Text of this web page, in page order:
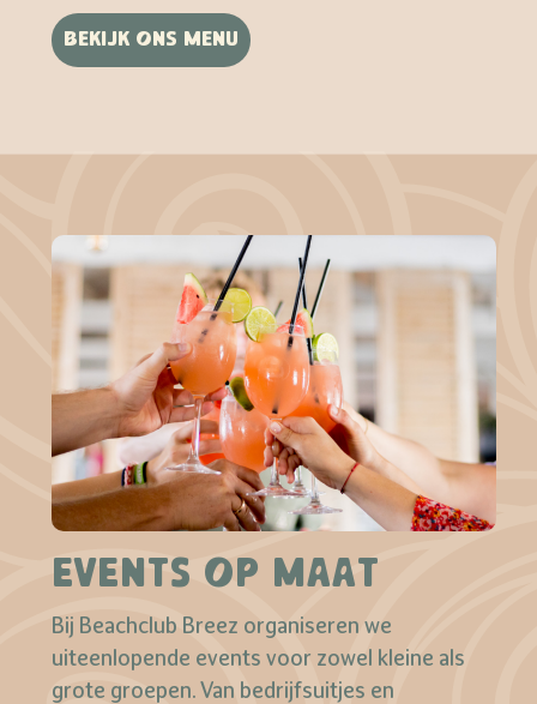
BEKIJK ONS MENU
EVENTS OP MAAT
Bij Beachclub Breez organiseren we
uiteenlopende events voor zowel kleine als
grote groepen. Van bedrijfsuitjes en